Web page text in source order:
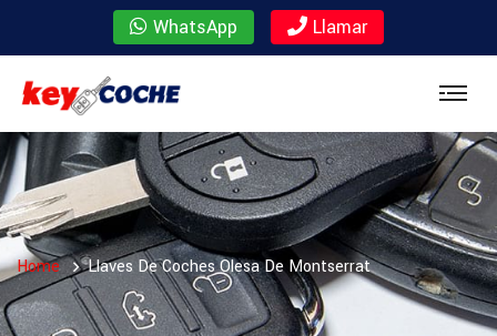
WhatsApp Llamar
Home Llaves De Coches Olesa De Montserrat